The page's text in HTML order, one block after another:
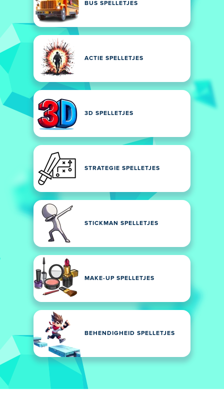
BUS SPELLETJES
ACTIE SPELLETJES
3D SPELLETJES
STRATEGIE SPELLETJES
STICKMAN SPELLETJES
MAKE-UP SPELLETJES
BEHENDIGHEID SPELLETJES